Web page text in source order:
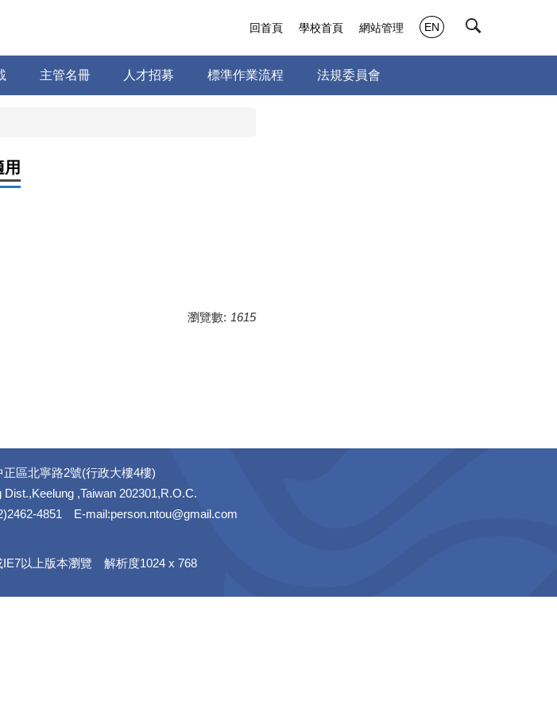
主管名冊 人才招募 標準作業流程 法規委員會
回首頁 學校首頁 網站管理 EN
瀏覽數: 1615
區北寧路2號(行政大樓4樓)
,Taiwan 202301,R.O.C.
4851 E-mail:person.ntou@gmail.com
以上版本瀏覽 解析度1024 x 768